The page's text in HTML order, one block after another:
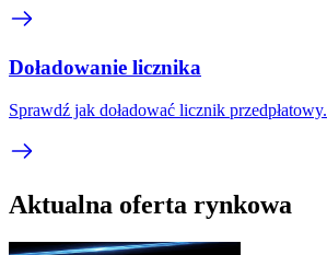
Doładowanie licznika
Sprawdź jak doładować licznik przedpłatowy.
Aktualna oferta rynkowa